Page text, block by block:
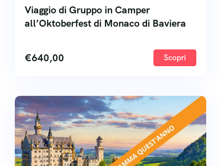
Viaggio di Gruppo in Camper
all’Oktoberfest di Monaco di Baviera
€640,00 Scopri